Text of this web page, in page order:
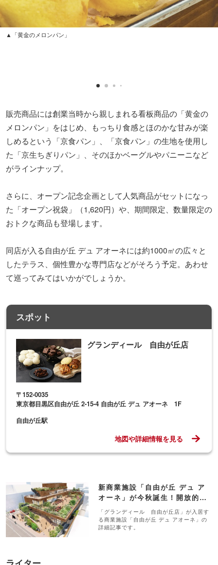
▲「黄金のメロンパン」
販売商品には創業当時から親しまれる看板商品の「黄金の
メロンパン」をはじめ、もっちり食感とほのかな甘みが楽
しめるという「京食パン」、「京食パン」の生地を使用し
た「京生ちぎりパン」、そのほかベーグルやパニーニなど
がラインナップ。
さらに、オープン記念企画として人気商品がセットになっ
た「オープン祝袋」（1,620円）や、期間限定、数量限定の
おトクな商品も登場します。
同店が入る自由が丘 デュ アオーネには約1000㎡の広々と
したテラス、個性豊かな専門店などがそろう予定。あわせ
て巡ってみてはいかがでしょうか。
スポット
グランディール 自由が丘店
〒152-0035
東京都目黒区自由が丘 2-15-4 自由が丘 デュ アオーネ 1F
自由が丘駅
地図や詳細情報を見る
新商業施設「自由が丘 デュ ア
オーネ」が今秋誕生！開放的な
広々テラスや多彩な専門店
「グランディール 自由が丘店」が入居す
る商業施設「自由が丘 デュ アオーネ」の
詳細記事です。